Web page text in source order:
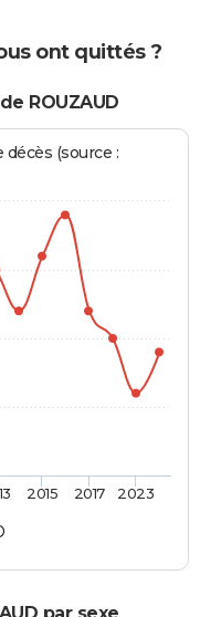
ont quittés ?
ROUZAUD
(source :
2015 2017 2023